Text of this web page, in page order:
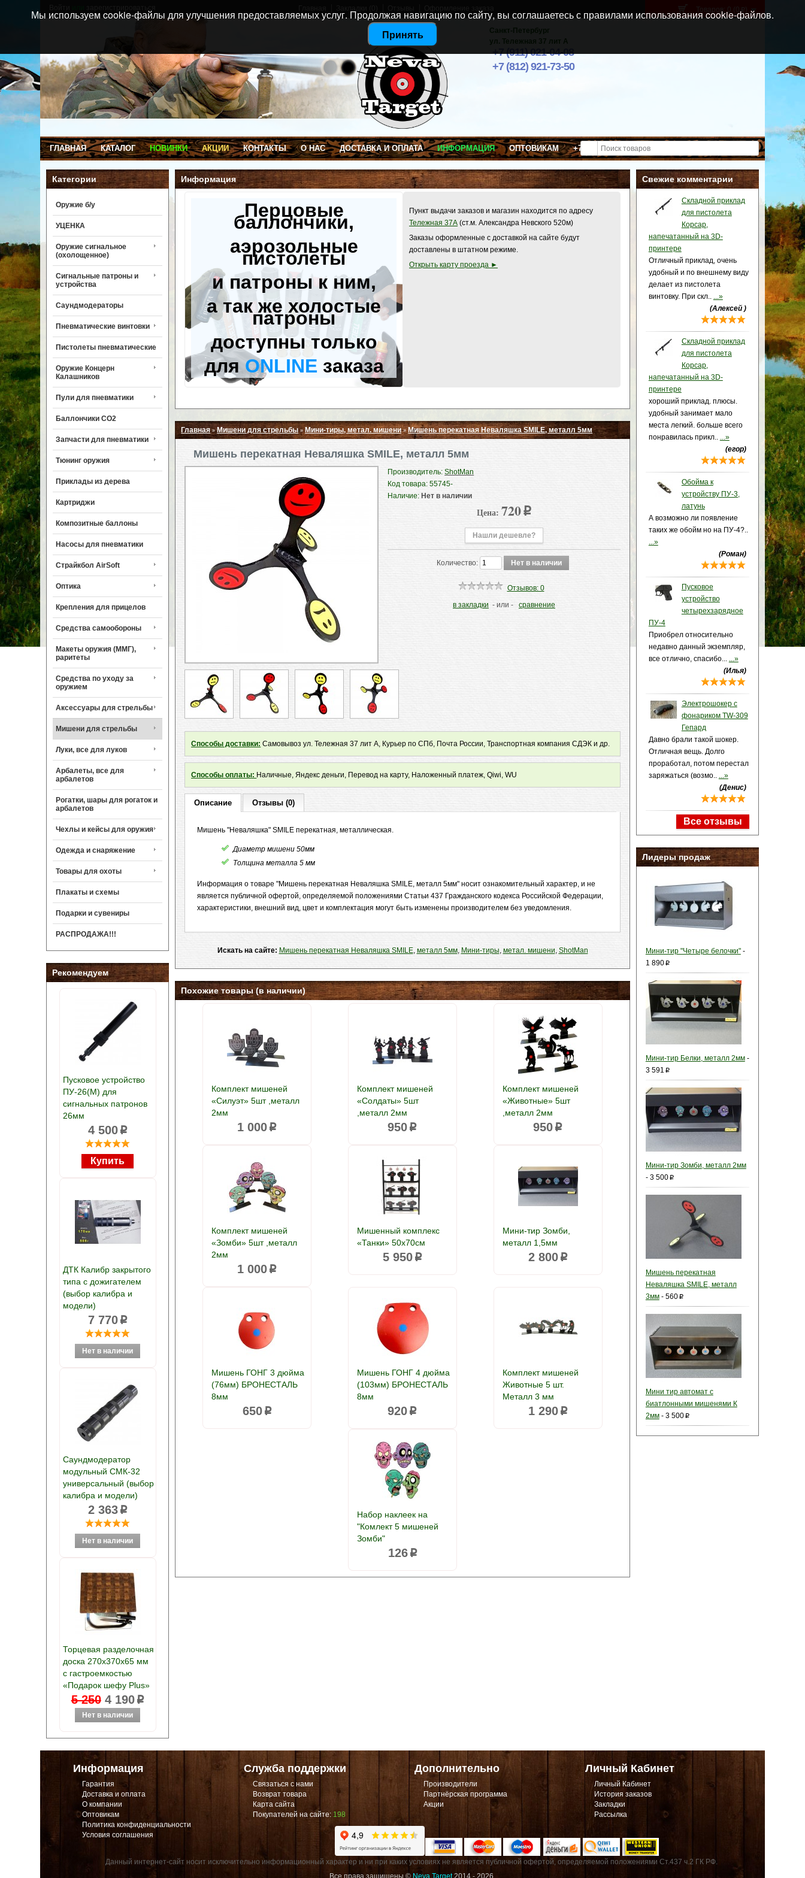
Санкт-Петербург
ул. Тележная 37 лит А
+7 (911) 021-04-08
+7 (812) 921-73-50
Товаров: 0 (0 p )
ГЛАВНАЯ КАТАЛОГ НОВИНКИ АКЦИИ КОНТАКТЫ О НАС ДОСТАВКА И ОПЛАТА ИНФОРМАЦИЯ ОПТОВИКАМ +7 (911) 021-04-08
Категории
Оружие б/у
УЦЕНКА
Оружие сигнальное
(охолощенное)
Сигнальные патроны и
устройства
Саундмодераторы
Пневматические винтовки
Пистолеты пневматические
Оружие Концерн
Калашников
Пули для пневматики
Баллончики CO2
Запчасти для пневматики
Тюнинг оружия
Приклады из дерева
Картриджи
Композитные баллоны
Насосы для пневматики
Страйкбол AirSoft
Оптика
Крепления для прицелов
Средства самообороны
Макеты оружия (ММГ),
раритеты
Средства по уходу за
оружием
Аксессуары для стрельбы
Мишени для стрельбы
Луки, все для луков
Арбалеты, все для
арбалетов
Рогатки, шары для рогаток и
арбалетов
Чехлы и кейсы для оружия
Одежда и снаряжение
Товары для охоты
Плакаты и схемы
Подарки и сувениры
РАСПРОДАЖА!!!
Рекомендуем
Пусковое устройство
ПУ-26(М) для
сигнальных патронов
26мм
4 500p
ДТК Калибр закрытого
типа с дожигателем
(выбор калибра и
модели)
7 770p
Саундмодератор
модульный СМК-32
универсальный (выбор
калибра и модели)
2 363p
Торцевая разделочная
доска 270х370х65 мм
с гастроемкостью
«Подарок шефу Plus»
5 250 4 190p
Свежие комментарии
Складной приклад
для пистолета
Корсар,
напечатанный на 3D-
принтере
Отличный приклад, очень
удобный и по внешнему виду
делает из пистолета
винтовку. При скл.. ...»
(Алексей )
Складной приклад
для пистолета
Корсар,
напечатанный на 3D-
принтере
хороший приклад. плюсы.
удобный занимает мало
места легкий. больше всего
понравилась прикл.. ...»
(егор)
Обойма к
устройству ПУ-3,
латунь
А возможно ли появление
таких же обойм но на ПУ-4?..
...»
(Роман)
Пусковое
устройство
четырехзарядное
ПУ-4
Приобрел относительно
недавно данный экземпляр,
все отлично, спасибо... ...»
(Илья)
Электрошокер с
фонариком TW-309
Гепард
Давно брали такой шокер.
Отличная вещь. Долго
проработал, потом перестал
заряжаться (возмо.. ...»
(Денис)
Все отзывы
Лидеры продаж
Мини-тир "Четыре белочки"-
1 890p
Мини-тир Белки, металл 2мм-
3 591 p
Мини-тир Зомби, металл 2мм
- 3 500p
Мишень перекатная
Неваляшка SMILE, металл
3мм- 560p
Мини тир автомат с
биатлонными мишенями К
2мм- 3 500p
Информация
Перцовые
баллончики,
аэрозольные
пистолеты
и патроны к ним,
а так же холостые
патроны
доступны только
дляONLINE заказа
Пункт выдачи заказов и магазин находится по адресу
Тележная 37А (ст.м. Александра Невского 520м)
Заказы оформленные с доставкой на сайте будут
доставлены в штатном режиме.
Открыть карту проезда ►
Свернуть ▲
Главная»Мишени для стрельбы » Мини-тиры, метал. мишени»Мишень перекатная Неваляшка SMILE, металл 5мм
Мишень перекатная Неваляшка SMILE, металл 5мм
Производитель: ShotMan
Код товара: 55745-
Наличие: Нет в наличии
Цена: 720 p
Нашли дешевле?
Количество:
Отзывов: 0
в закладки - или - сравнение
Способы доставки: Самовывоз ул. Тележная 37 лит А, Курьер по СПб, Почта России, Транспортная компания СДЭК и др.
Способы оплаты: Наличные, Яндекс деньги, Перевод на карту, Наложенный платеж, Qiwi, WU
Описание Отзывы (0)
Мишень "Неваляшка" SMILE перекатная, металлическая.
Диаметр мишени 50мм
Толщина металла 5 мм
Информация о товаре "Мишень перекатная Неваляшка SMILE, металл 5мм" носит ознакомительный характер, и не
является публичной офертой, определяемой положениями Статьи 437 Гражданского кодекса Российской Федерации,
характеристики, внешний вид, цвет и комплектация могут быть изменены производителем без уведомления.
Искать на сайте: Мишень перекатная Неваляшка SMILE, металл 5мм, Мини-тиры, метал. мишени, ShotMan
Похожие товары (в наличии)
Комплект мишеней
«Силуэт» 5шт ,металл
2мм
1 000 p
Комплект мишеней
«Солдаты» 5шт
,металл 2мм
950 p
Комплект мишеней
«Животные» 5шт
,металл 2мм
950 p
Комплект мишеней
«Зомби» 5шт ,металл
2мм
1 000 p
Мишенный комплекс
«Танки» 50х70см
5 950p
Мини-тир Зомби,
металл 1,5мм
2 800p
Мишень ГОНГ 3 дюйма
(76мм) БРОНЕСТАЛЬ
8мм
650p
Мишень ГОНГ 4 дюйма
(103мм) БРОНЕСТАЛЬ
8мм
920 p
Комплект мишеней
Животные 5 шт.
Металл 3 мм
1 290p
Набор наклеек на
"Комлект 5 мишеней
Зомби"
126p
Информация
Гарантия
Доставка и оплата
О компании
Оптовикам
Политика конфиденциальности
Условия соглашения
Служба поддержки
Связаться с нами
Возврат товара
Карта сайта
Покупателей на сайте: 198
Дополнительно
Производители
Партнёрская программа
Акции
Личный Кабинет
Личный Кабинет
История заказов
Закладки
Рассылка
Данный интернет-сайт носит исключительно информационный характер и ни при каких условиях не является публичной офертой, определяемой положениями Ст.437 ч.2 ГК РФ.
Все права защищены © Neva Target2014 - 2026
Мы используем cookie-файлы для улучшения предоставляемых услуг. Продолжая навигацию по сайту, вы соглашаетесь с правилами использования cookie-файлов.
Принять